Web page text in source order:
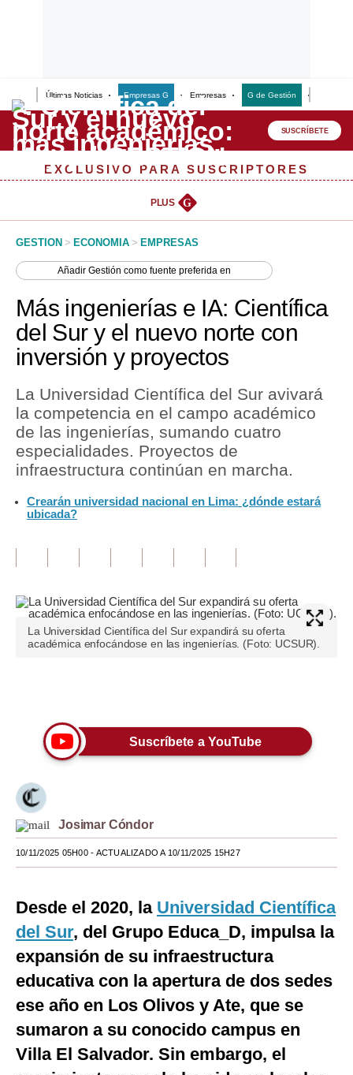
Últimas Noticias Empresas G Empresas G de Gestión
Lo último
Peru Quiosco
Management & Empleo
Perú
Política
Finanzas Personales
Inmobiliarias
Plus G
Opinión
Blogs
Tendencias
Moda
Estilos
Mundo
EEUU
México
Tecnología
Club del Suscriptor
Mix
G de Gestión
SUSCRÍBETE
EXCLUSIVO PARA SUSCRIPTORES
PLUS G
GESTION > ECONOMIA > EMPRESAS
AñadirGestión como fuente preferida en
Más ingenierías e IA: Científica
del Sur y el nuevo norte con
inversión y proyectos
La Universidad Científica del Sur avivará
la competencia en el campo académico
de las ingenierías, sumando cuatro
especialidades. Proyectos de
infraestructura continúan en marcha.
Crearán universidad nacional en Lima: ¿dónde estará
ubicada?
La Universidad Científica del Sur expandirá su oferta
académica enfocándose en las ingenierías. (Foto: UCSUR).
Suscríbete a YouTube
Josimar Cóndor
10/11/2025 05H00- ACTUALIZADO A 10/11/2025 15H27
Desde el 2020, la Universidad Científica
del Sur, del Grupo Educa_D, impulsa la
expansión de su infraestructura
educativa con la apertura de dos sedes
ese año en Los Olivos y Ate, que se
sumaron a su conocido campus en
Villa El Salvador. Sin embargo, el